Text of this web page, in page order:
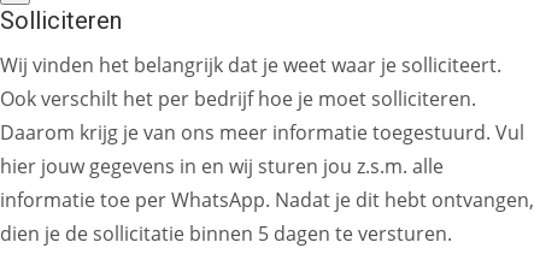
Solliciteren
Wij vinden het belangrijk dat je weet waar je solliciteert.
Ook verschilt het per bedrijf hoe je moet solliciteren.
Daarom krijg je van ons meer informatie toegestuurd. Vul
hier jouw gegevens in en wij sturen jou z.s.m. alle
informatie toe per WhatsApp. Nadat je dit hebt ontvangen,
dien je de sollicitatie binnen 5 dagen te versturen.